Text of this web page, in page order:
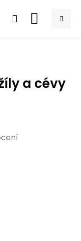
NÁKUPNÍ
a cévy